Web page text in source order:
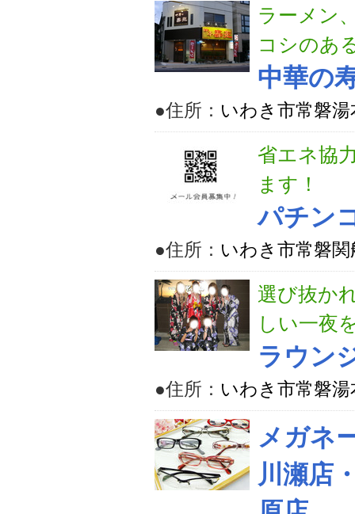
ラーメン
コシのあ
中華の
●住所： いわき市常磐
省エネ協
ます！
パチン
●住所： いわき市常磐関
選び抜か
しい一夜
ラウン
●住所： いわき市常磐
メガネ
川瀬店